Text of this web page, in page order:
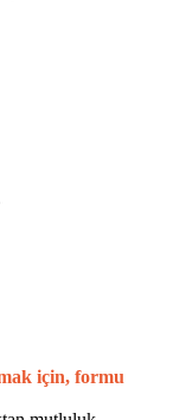
için, formu